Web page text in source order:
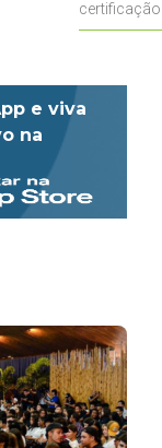
e viva
na